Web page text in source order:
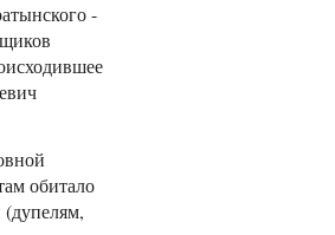
-
обитало